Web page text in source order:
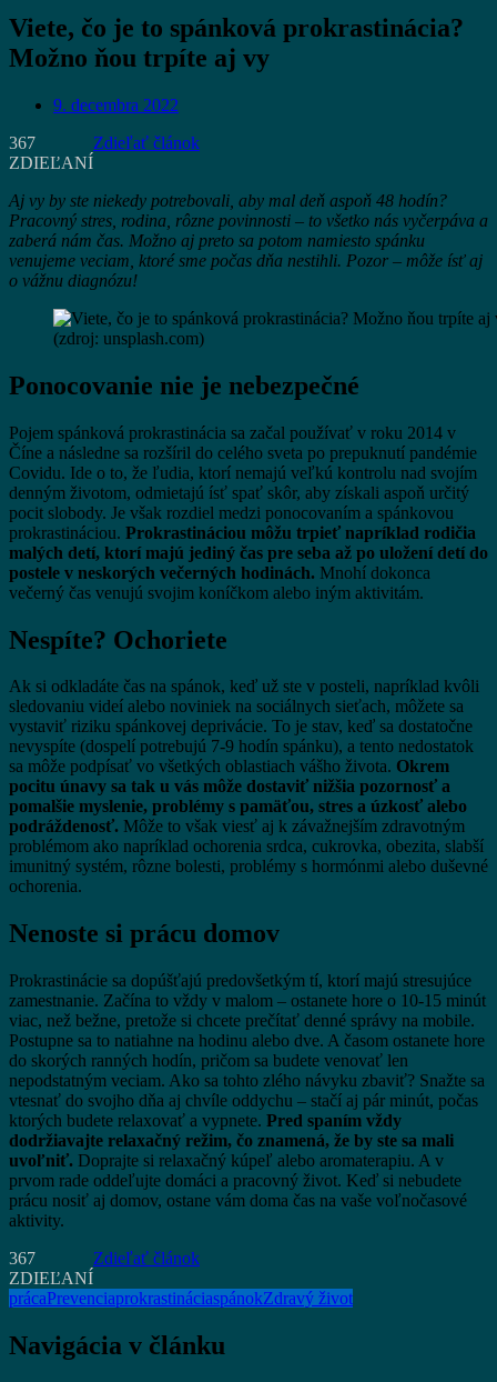
Viete, čo je to spánková prokrastinácia?
Možno ňou trpíte aj vy
9. decembra 2022
367
ZDIEĽANÍ
Zdieľať článok
Aj vy by ste niekedy potrebovali, aby mal deň aspoň 48 hodín?
Pracovný stres, rodina, rôzne povinnosti – to všetko nás vyčerpáva a
zaberá nám čas. Možno aj preto sa potom namiesto spánku
venujeme veciam, ktoré sme počas dňa nestihli. Pozor – môže ísť aj
o vážnu diagnózu!
(zdroj: unsplash.com)
Ponocovanie nie je nebezpečné
Pojem spánková prokrastinácia sa začal používať v roku 2014 v
Číne a následne sa rozšíril do celého sveta po prepuknutí pandémie
Covidu. Ide o to, že ľudia, ktorí nemajú veľkú kontrolu nad svojím
denným životom, odmietajú ísť spať skôr, aby získali aspoň určitý
pocit slobody. Je však rozdiel medzi ponocovaním a spánkovou
prokrastináciou. Prokrastináciou môžu trpieť napríklad rodičia
malých detí, ktorí majú jediný čas pre seba až po uložení detí do
postele v neskorých večerných hodinách. Mnohí dokonca
večerný čas venujú svojim koníčkom alebo iným aktivitám.
Nespíte? Ochoriete
Ak si odkladáte čas na spánok, keď už ste v posteli, napríklad kvôli
sledovaniu videí alebo noviniek na sociálnych sieťach, môžete sa
vystaviť riziku spánkovej deprivácie. To je stav, keď sa dostatočne
nevyspíte (dospelí potrebujú 7-9 hodín spánku), a tento nedostatok
sa môže podpísať vo všetkých oblastiach vášho života. Okrem
pocitu únavy sa tak u vás môže dostaviť nižšia pozornosť a
pomalšie myslenie, problémy s pamäťou, stres a úzkosť alebo
podráždenosť. Môže to však viesť aj k závažnejším zdravotným
problémom ako napríklad ochorenia srdca, cukrovka, obezita, slabší
imunitný systém, rôzne bolesti, problémy s hormónmi alebo duševné
ochorenia.
Nenoste si prácu domov
Prokrastinácie sa dopúšťajú predovšetkým tí, ktorí majú stresujúce
zamestnanie. Začína to vždy v malom – ostanete hore o 10-15 minút
viac, než bežne, pretože si chcete prečítať denné správy na mobile.
Postupne sa to natiahne na hodinu alebo dve. A časom ostanete hore
do skorých ranných hodín, pričom sa budete venovať len
nepodstatným veciam. Ako sa tohto zlého návyku zbaviť? Snažte sa
vtesnať do svojho dňa aj chvíle oddychu – stačí aj pár minút, počas
ktorých budete relaxovať a vypnete. Pred spaním vždy
dodržiavajte relaxačný režim, čo znamená, že by ste sa mali
uvoľniť. Doprajte si relaxačný kúpeľ alebo aromaterapiu. A v
prvom rade oddeľujte domáci a pracovný život. Keď si nebudete
prácu nosiť aj domov, ostane vám doma čas na vaše voľnočasové
aktivity.
367
ZDIEĽANÍ
Zdieľať článok
prácaPrevenciaprokrastináciaspánokZdravý život
Navigácia v článku